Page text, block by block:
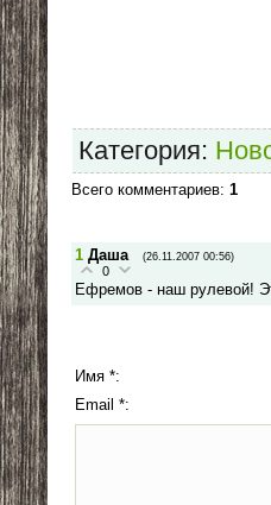
Категория:
Всего комментариев: 1
1 Даша (26.11.2007 00:56)
0
Ефремов - наш рулевой!
Имя *:
Email *: